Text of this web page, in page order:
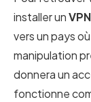
installer unVPN
vers un pays
manipulation
donnera un
fonctionne